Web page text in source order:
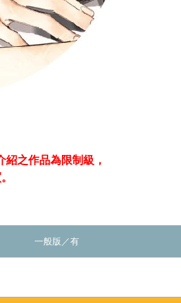
紹之作品為限制級，
一般版 ／有